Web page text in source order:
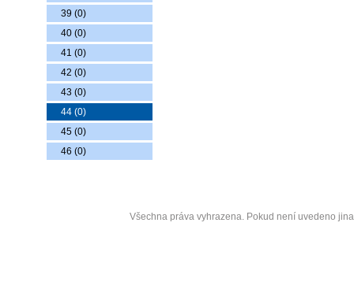
39 (0)
40 (0)
41 (0)
42 (0)
43 (0)
44 (0)
45 (0)
46 (0)
Všechna práva vyhrazena. Pokud není uvedeno